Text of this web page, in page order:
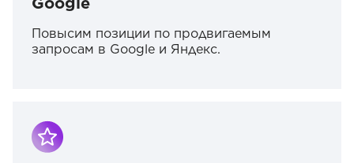
Повысим позиции по продвигаемым
запросам в Google и Яндекс.